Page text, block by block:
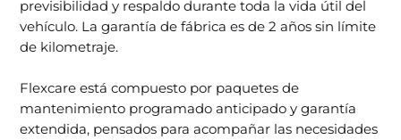
previsibilidad y respaldo durante toda la vida útil del
vehículo. La garantía de fábrica es de 2 años sin límite
de kilometraje.
Flexcare está compuesto por paquetes de
mantenimiento programado anticipado y garantía
extendida, pensados para acompañar las necesidades